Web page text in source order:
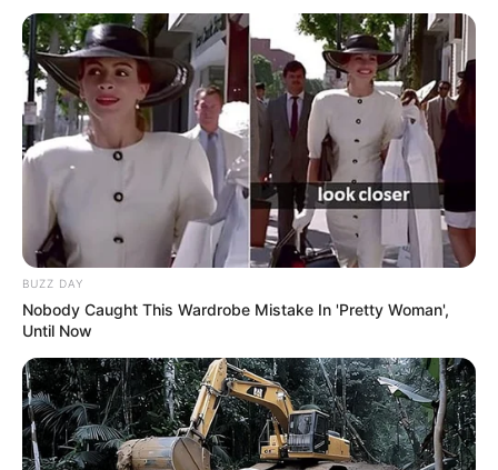
BUZZ DAY
Nobody Caught This Wardrobe Mistake In 'Pretty Woman',
Until Now